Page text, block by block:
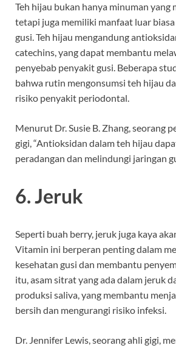
Teh hijau bukan hanya minuman yang
tetapi juga memiliki manfaat luar
gusi. Teh hijau mengandung
catechins, yang dapat membantu
penyebab penyakit gusi. Beberapa
bahwa rutin mengonsumsi teh hijau
risiko penyakit periodontal.
Menurut Dr. Susie B. Zhang, seorang
gigi, “Antioksidan dalam teh hijau
peradangan dan melindungi jaringan
6. Jeruk
Seperti buah berry, jeruk juga kaya
Vitamin ini berperan penting dalam
kesehatan gusi dan membantu
itu, asam sitrat yang ada dalam jeruk
produksi saliva, yang membantu
bersih dan mengurangi risiko infeksi.
Dr. Jennifer Lewis, seorang ahli gigi,